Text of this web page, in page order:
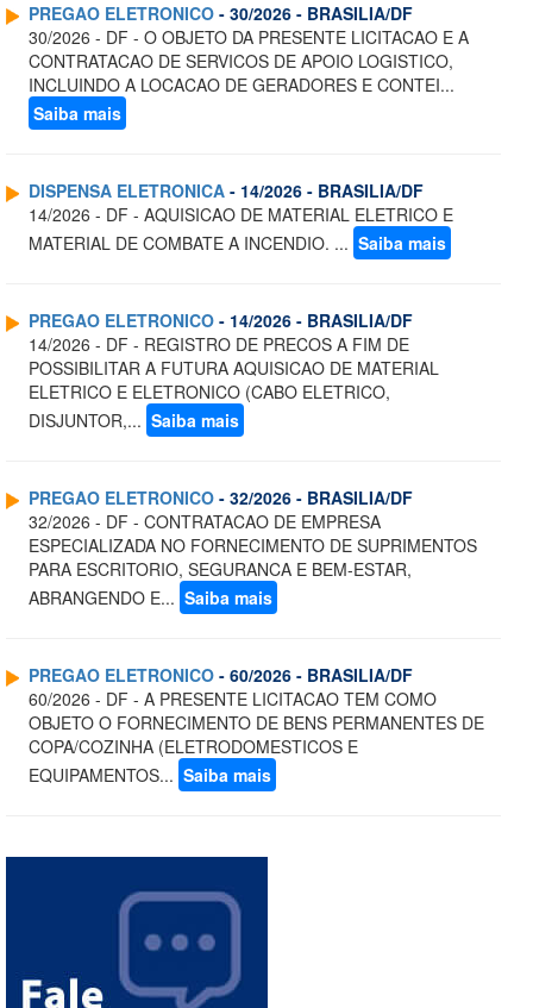
PREGAO ELETRONICO - 30/2026 - BRASILIA/DF
30/2026 - DF - O OBJETO DA PRESENTE LICITACAO E A
CONTRATACAO DE SERVICOS DE APOIO LOGISTICO,
INCLUINDO A LOCACAO DE GERADORES E CONTEI...
Saiba mais
DISPENSA ELETRONICA - 14/2026 - BRASILIA/DF
14/2026 - DF - AQUISICAO DE MATERIAL ELETRICO E
MATERIAL DE COMBATE A INCENDIO. ... Saiba mais
PREGAO ELETRONICO - 14/2026 - BRASILIA/DF
14/2026 - DF - REGISTRO DE PRECOS A FIM DE
POSSIBILITAR A FUTURA AQUISICAO DE MATERIAL
ELETRICO E ELETRONICO (CABO ELETRICO,
DISJUNTOR,... Saiba mais
PREGAO ELETRONICO - 32/2026 - BRASILIA/DF
32/2026 - DF - CONTRATACAO DE EMPRESA
ESPECIALIZADA NO FORNECIMENTO DE SUPRIMENTOS
PARA ESCRITORIO, SEGURANCA E BEM-ESTAR,
ABRANGENDO E... Saiba mais
PREGAO ELETRONICO - 60/2026 - BRASILIA/DF
60/2026 - DF - A PRESENTE LICITACAO TEM COMO
OBJETO O FORNECIMENTO DE BENS PERMANENTES DE
COPA/COZINHA (ELETRODOMESTICOS E
EQUIPAMENTOS... Saiba mais